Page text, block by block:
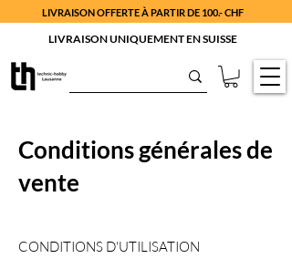
LIVRAISON OFFERTE À PARTIR DE 100.- CHF
LIVRAISON UNIQUEMENT EN SUISSE
Conditions générales de
vente
CONDITIONS D'UTILISATION